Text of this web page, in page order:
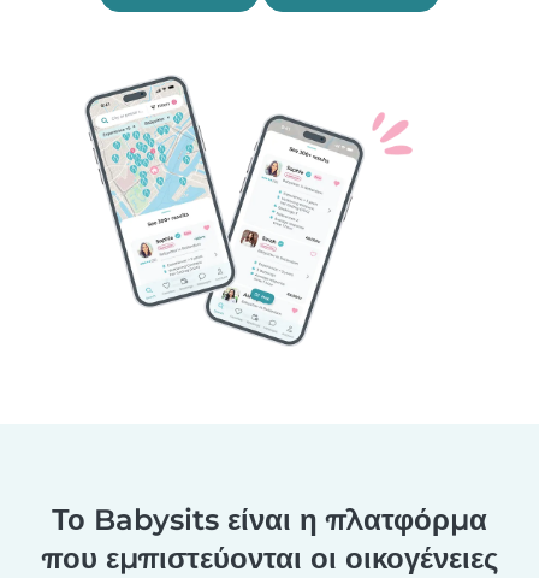
Το Babysits είναι η πλατφόρμα
που εμπιστεύονται οι οικογένειες